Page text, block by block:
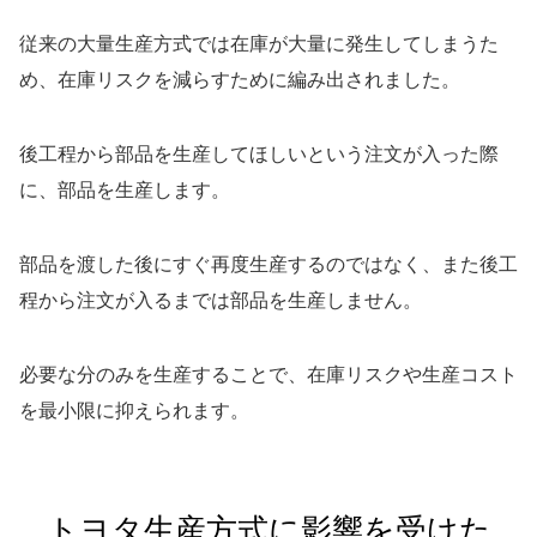
従来の大量生産方式では在庫が大量に発生してしまうた
め、在庫リスクを減らすために編み出されました。
後工程から部品を生産してほしいという注文が入った際
に、部品を生産します。
部品を渡した後にすぐ再度生産するのではなく、また後工
程から注文が入るまでは部品を生産しません。
必要な分のみを生産することで、在庫リスクや生産コスト
を最小限に抑えられます。
トヨタ生産方式に影響を受けた